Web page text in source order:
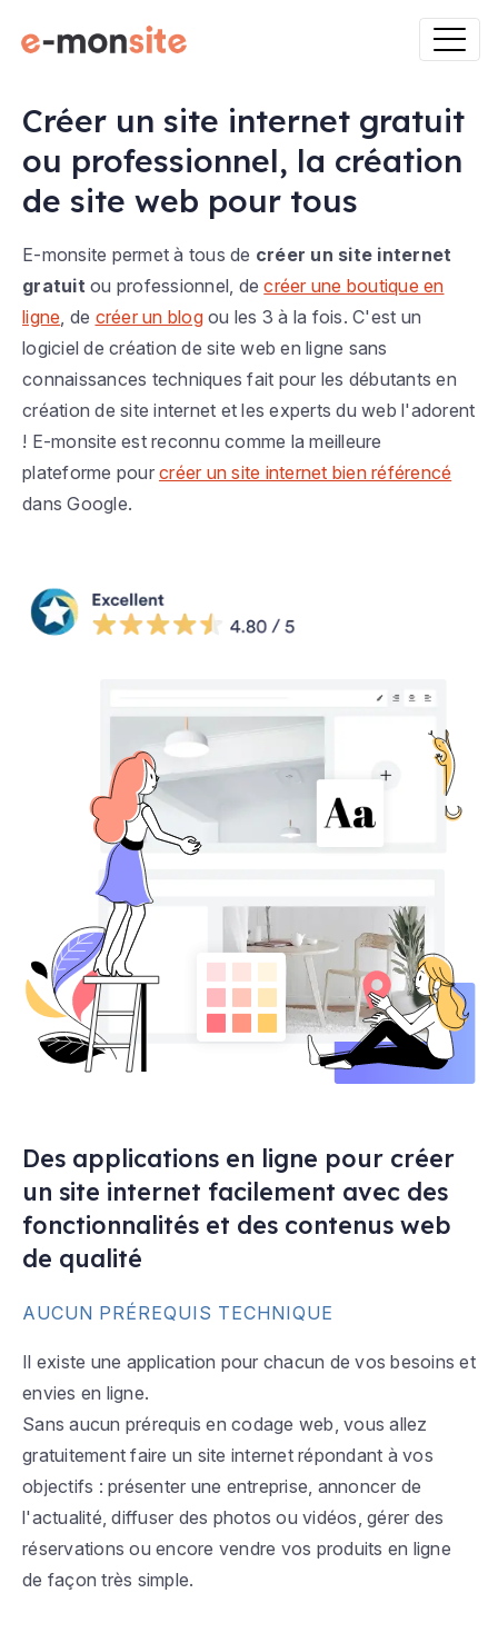
Créer un site internet gratuit
ou professionnel, la création
de site web pour tous
E-monsite permet à tous de créer un site internet
gratuit ou professionnel, decréer une boutique en
ligne , de créer un blogou les 3 à la fois. C'est un
logiciel de création de site web en ligne sans
connaissances techniques fait pour les débutants en
création de site internet et les experts du web l'adorent
! E-monsite est reconnu comme la meilleure
plateforme pour créer un site internet bien référencé
dans Google.
Des applications en ligne pour créer
un site internet facilement avec des
fonctionnalités et des contenus web
de qualité
AUCUN PRÉREQUIS TECHNIQUE
Il existe une application pour chacun de vos besoins et
envies en ligne.
Sans aucun prérequis en codage web, vous allez
gratuitement faire un site internet répondant à vos
objectifs : présenter une entreprise, annoncer de
l'actualité, diffuser des photos ou vidéos, gérer des
réservations ou encore vendre vos produits en ligne
de façon très simple.